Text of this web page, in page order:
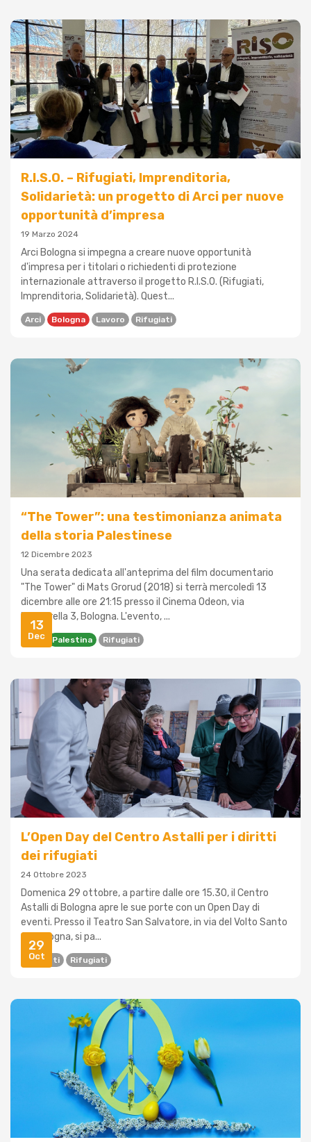
R.I.S.O. – Rifugiati, Imprenditoria,
Solidarietà: un progetto di Arci per nuove
opportunità d’impresa
19 Marzo 2024
Arci Bologna si impegna a creare nuove opportunità
d'impresa per i titolari o richiedenti di protezione
internazionale attraverso il progetto R.I.S.O. (Rifugiati,
Imprenditoria, Solidarietà). Quest...
Arci Bologna Lavoro Rifugiati
13
Dec
“The Tower”: una testimonianza animata
della storia Palestinese
12 Dicembre 2023
Una serata dedicata all'anteprima del film documentario
"The Tower" di Mats Grorud (2018) si terrà mercoledì 13
dicembre alle ore 21:15 presso il Cinema Odeon, via
Mascarella 3, Bologna. L'evento, ...
Film Palestina Rifugiati
29
Oct
L’Open Day del Centro Astalli per i diritti
dei rifugiati
24 Ottobre 2023
Domenica 29 ottobre, a partire dalle ore 15.30, il Centro
Astalli di Bologna apre le sue porte con un Open Day di
eventi. Presso il Teatro San Salvatore, in via del Volto Santo
1 a Bologna, si pa...
Migranti Rifugiati